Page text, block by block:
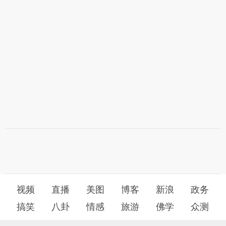
视频 直播 美图 博客 新浪
政务
搞笑
八卦 情感 旅游 佛学 众测